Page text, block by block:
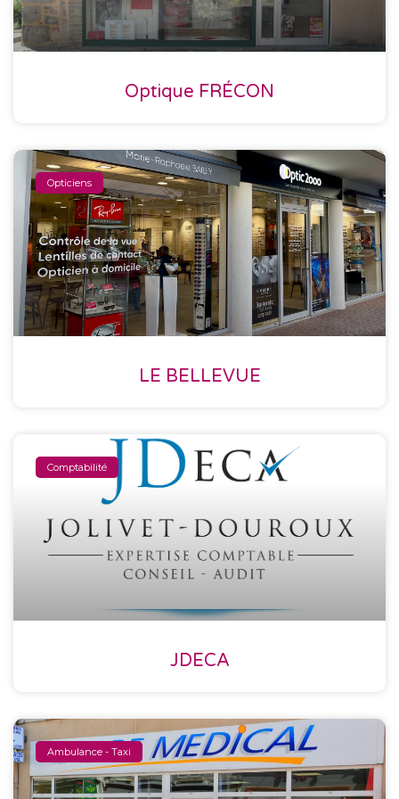
Optique FRÉCON
Opticiens
LE BELLEVUE
Comptabilité
JDECA
Ambulance - Taxi